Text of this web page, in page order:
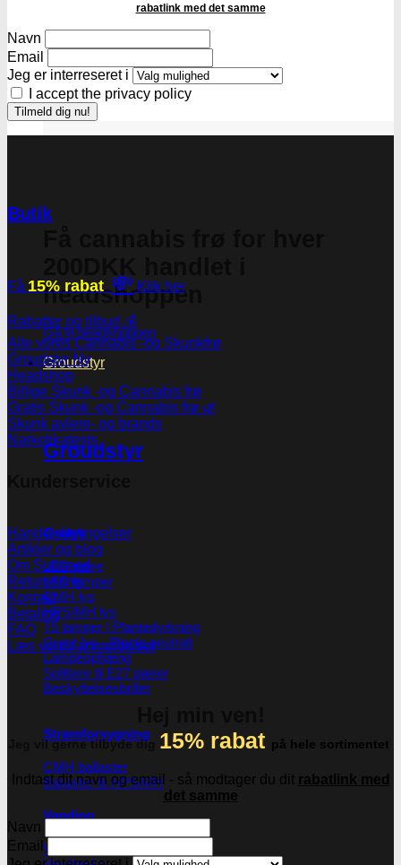
headshoppen
Gå til headshoppen
Groudstyr
Groudstyr
Grolys
LED pære
LED lamper
CMH lys
HPS/MH lys
T5 lamper | Plantedyrkning
Grønt lys - Plante neutralt
Lampeophæng
Splittere til E27 pærer
Beskyttelsesbriller
Strømforsygning
CMH ballaster
Ballaster til HPS/MH
Vanding
Vandpumper
rabatlink med det samme
Navn
Email
Jeg er interreseret i
I accept the privacy policy
Butik
Få 15% rabat 💸 Klik her
Rabatter og tilbud 💰
Alle vores Cannabis -og Skunkfrø
Groudstyr
Headshop
Billige Skunk -og Cannabis frø
Gratis Skunk -og Cannabis frø 🌿
Skunk avlere- og brands
Narkotikatests
Handelsbetingelser
Artikler og blog
Om Subseed
Returnering
Kontakt
Betaling
FAQ
Læs vores anmeldelser
Jeg vil gerne tilbyde dig 15% rabat på hele sortimentet
Indtast dit navn og email - så modtager du dit rabatlink med
det samme
Navn
Email